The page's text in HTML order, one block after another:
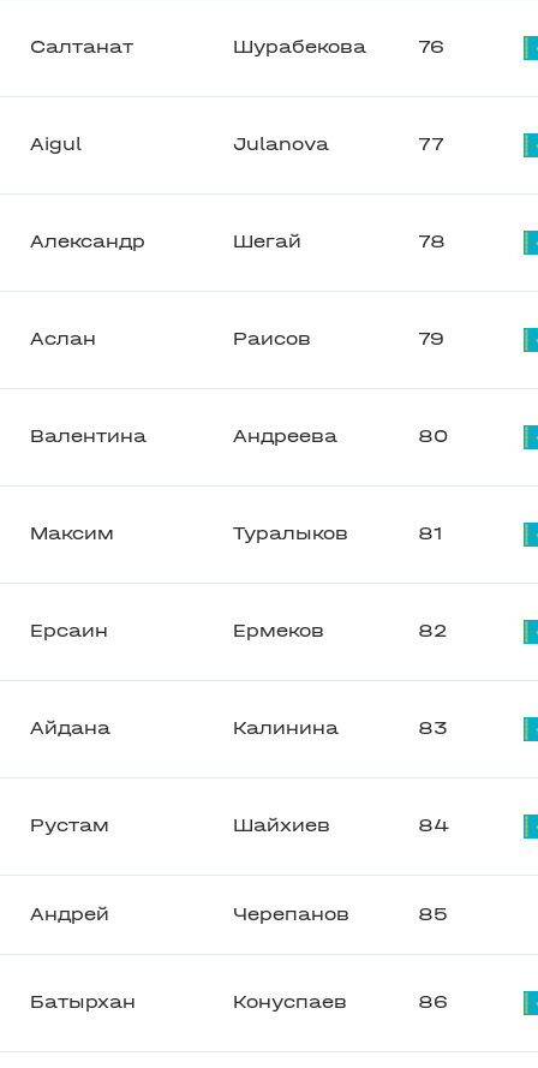
Салтанат Шурабекова 76
Aigul Julanova 77
Александр Шегай 78
Аслан Раисов 79
Валентина Андреева 80
Максим Туралыков 81
Ерсаин Ермеков 82
Айдана Калинина 83
Рустам Шайхиев 84
Андрей Черепанов 85
Батырхан Конуспаев 86